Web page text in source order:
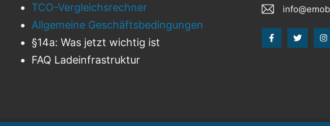
TCO-Vergleichsrechner
Allgemeine Geschäftsbedingungen
§14a: Was jetzt wichtig ist
FAQ Ladeinfrastruktur